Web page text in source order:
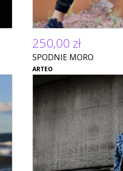
250,00 zł
SPODNIE MORO
ARTEO